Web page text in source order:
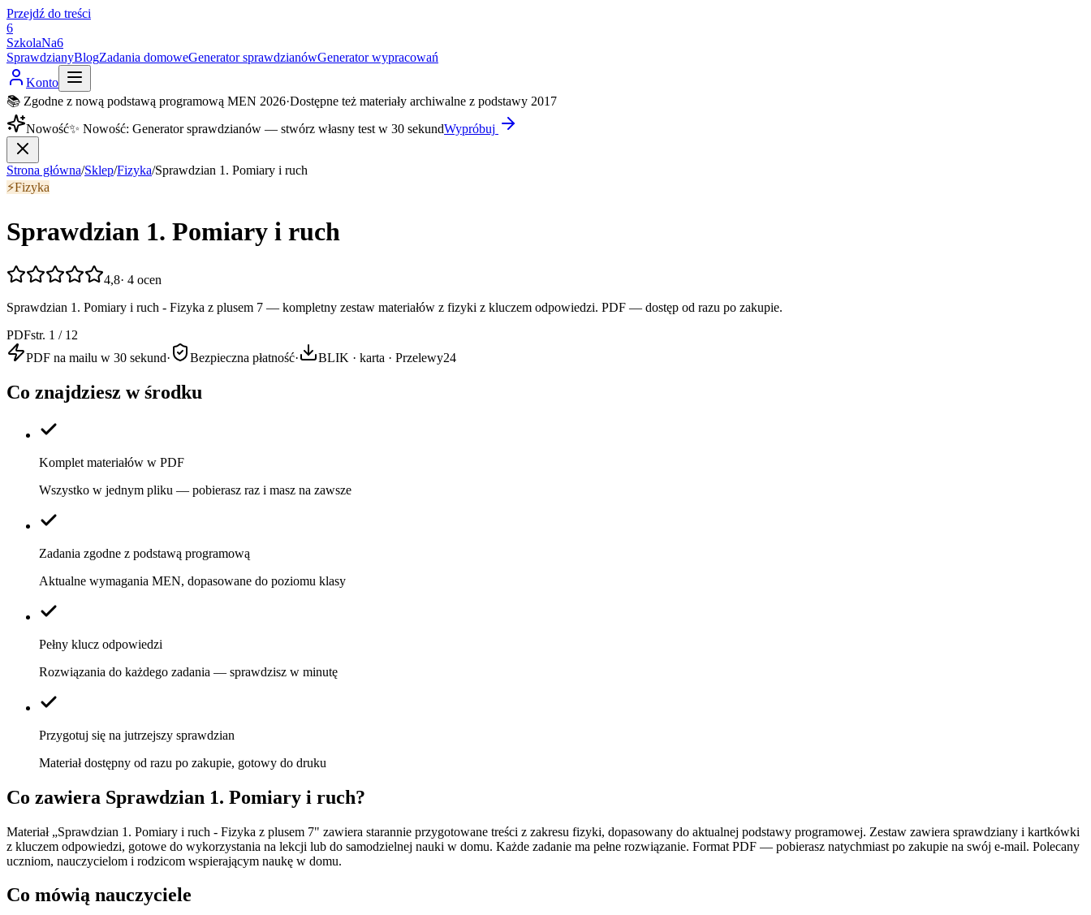
Przejdź do treści
6
SzkolaNa6
SprawdzianyBlogZadania domoweGenerator sprawdzianówGenerator wypracowań
Konto
📚 Zgodne z nową podstawą programową MEN 2026·Dostępne też materiały archiwalne z podstawy 2017
Nowość✨ Nowość: Generator sprawdzianów — stwórz własny test w 30 sekundWypróbuj
Strona główna/Sklep/Fizyka/Sprawdzian 1. Pomiary i ruch
⚡Fizyka
Sprawdzian 1. Pomiary i ruch
4,8· 4 ocen
Sprawdzian 1. Pomiary i ruch - Fizyka z plusem 7 — kompletny zestaw materiałów z fizyki z kluczem odpowiedzi. PDF — dostęp od razu po zakupie.
PDFstr. 1 / 12
PDF na mailu w 30 sekund· Bezpieczna płatność· BLIK · karta · Przelewy24
Co znajdziesz w środku
Komplet materiałów w PDF
Wszystko w jednym pliku — pobierasz raz i masz na zawsze
Zadania zgodne z podstawą programową
Aktualne wymagania MEN, dopasowane do poziomu klasy
Pełny klucz odpowiedzi
Rozwiązania do każdego zadania — sprawdzisz w minutę
Przygotuj się na jutrzejszy sprawdzian
Materiał dostępny od razu po zakupie, gotowy do druku
Co zawiera Sprawdzian 1. Pomiary i ruch?
Materiał „Sprawdzian 1. Pomiary i ruch - Fizyka z plusem 7" zawiera starannie przygotowane treści z zakresu fizyki, dopasowany do aktualnej podstawy programowej. Zestaw zawiera sprawdziany i kartkówki
z kluczem odpowiedzi, gotowe do wykorzystania na lekcji lub do samodzielnej nauki w domu. Każde zadanie ma pełne rozwiązanie. Format PDF — pobierasz natychmiast po zakupie na swój e-mail. Polecany
uczniom, nauczycielom i rodzicom wspierającym naukę w domu.
Co mówią nauczyciele